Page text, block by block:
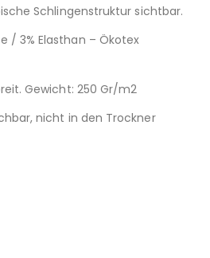
Schlingenstruktur sichtbar.
/ 3% Elasthan – Ökotex
Gewicht: 250 Gr/m2
nicht in den Trockner